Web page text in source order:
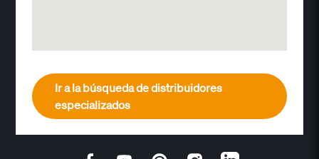
Ir a la búsqueda de distribuidores
especializados